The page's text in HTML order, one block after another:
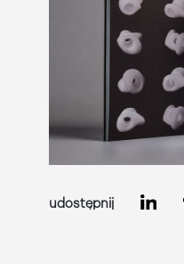
udostępnij